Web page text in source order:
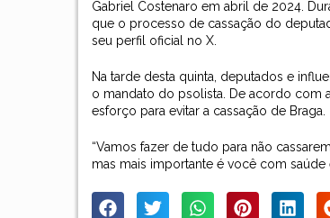
Gabriel Costenaro em abril de 2024.
que o processo de cassação do
seu perfil oficial no X.
Na tarde desta quinta, deputados e
o mandato do psolista. De acordo com
esforço para evitar a cassação de Braga.
“Vamos fazer de tudo para não
mas mais importante é você com saúde